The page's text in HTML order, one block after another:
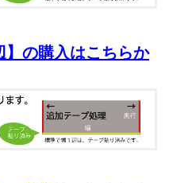
の購入はこちらか